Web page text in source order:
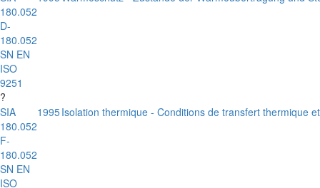
180.052
D-
180.052
SN EN
ISO
9251
?
SIA
180.052
F-
180.052
SN EN
ISO
1995Isolation thermique - Conditions de transfert thermique